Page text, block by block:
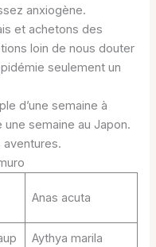
anxiogène.
et achetons des
loin de nous douter
seulement un
d’une semaine à
semaine au Japon.
aventures.
Anas acuta
Aythya marila